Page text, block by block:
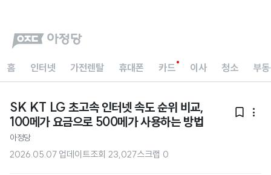
홈 인터넷 가전렌탈 휴대폰 카드 이사 청소 부
SK KT LG 초고속 인터넷 속도 순위 비교,
100메가 요금으로 500메가 사용하는 방법
 
아정당
2026.05.07 업데이트조회 23,027스크랩 0